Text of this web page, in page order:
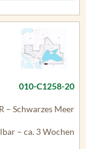
010-C1258-20
– Schwarzes Meer
– ca. 3 Wochen